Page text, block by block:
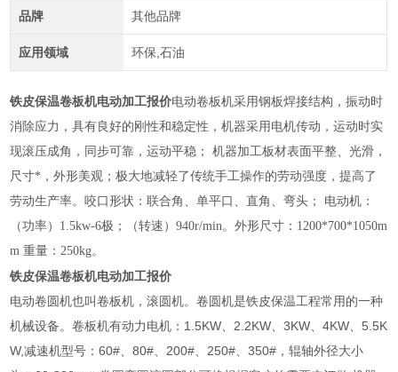
品牌 其他品牌
应用领域 环保,石油
铁皮保温卷板机电动加工报价电动卷板机采用钢板焊接结构，振动时
消除应力，具有良好的刚性和稳定性，机器采用电机传动，运动时实
现滚压成角，同步可靠，运动平稳； 机器加工板材表面平整、光滑，
尺寸*，外形美观；极大地减轻了传统手工操作的劳动强度，提高了
劳动生产率。咬口形状：联合角、单平口、直角、弯头； 电动机：
（功率）1.5kw-6极；（转速）940r/min。外形尺寸：1200*700*1050m
m 重量：250kg。
铁皮保温卷板机电动加工报价
电动卷圆机也叫卷板机，滚圆机。卷圆机是铁皮保温工程常用的一种
机械设备。卷板机有动力电机：1.5KW、2.2KW、3KW、4KW、5.5K
W,减速机型号：60#、80#、200#、250#、350#，辊轴外径大小